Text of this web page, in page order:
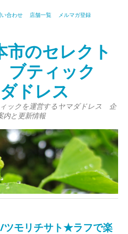
い合わせ 店舗一覧 メルマガ登録
市のセレクト
ブティック
ドレス
ックを運営するヤマダドレス 企
内と更新情報
ツモリチサト★ラフで楽